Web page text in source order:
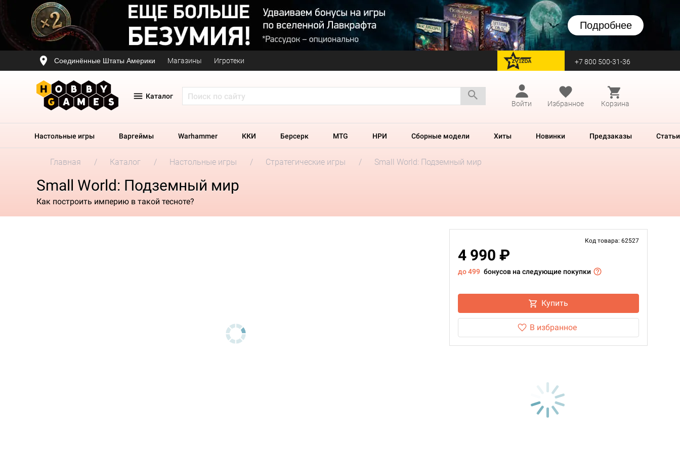
Подробнее
Соединённые Штаты Америки Магазины Игротеки перейти на Zvezda +7 800 500-31-36
Каталог
Войти
Избранное Корзина
Настольные игры Варгеймы Warhammer ККИ Берсерк MTG НРИ Сборные модели Хиты Новинки Предзаказы Статьи
Главная Каталог Настольные игры Стратегические игры Small World: Подземный мир
Small World: Подземный мир
Как построить империю в такой тесноте?
Код товара: 62527
4 990 ₽
до 499 бонусов на следующие покупки
Купить
В избранное